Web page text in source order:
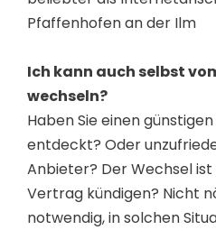
Pfaffenhofen an der Ilm
Ich kann auch selbst
wechseln?
Haben Sie einen
entdeckt? Oder
Anbieter? Der Wechsel ist
Vertrag kündigen? Nicht
notwendig, in solchen